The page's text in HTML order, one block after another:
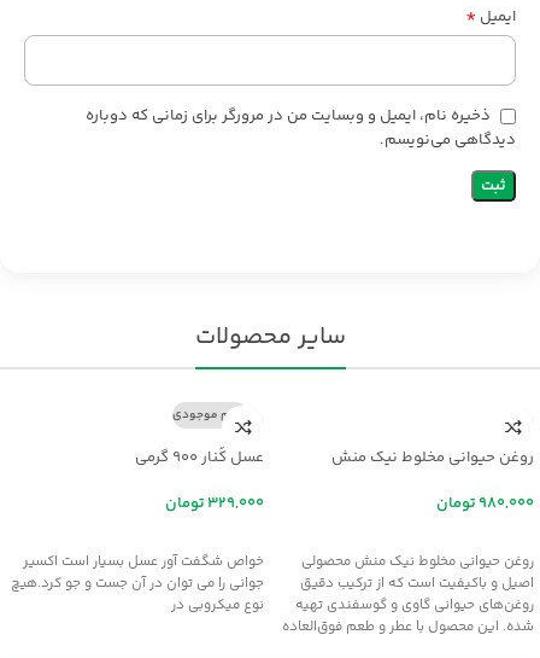
ایمیل *
ذخیره نام، ایمیل و وبسایت من در مرورگر برای زمانی که دوباره
دیدگاهی می‌نویسم.
سایر محصولات
روغن حیوانی مخلوط نیک منش
تومان
روغن حیوانی مخلوط نیک منش محصولی
اصیل و باکیفیت است که از ترکیب دقیق
روغن‌های حیوانی گاوی و گوسفندی تهیه
شده. این محصول با عطر و طعم فوق‌العاده
اتمام موجودی
عسل کُنار ۹۰۰ گرمی
تومان
خواص شگفت آور عسل بسيار است اکسير
جواني را مي توان در آن جست و جو کرد.هيچ
نوع ميکروبي در